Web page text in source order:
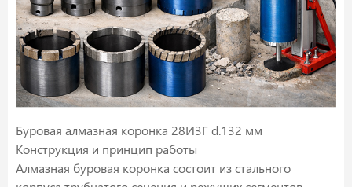
Буровая алмазная коронка 28И3Г d.132 мм
Конструкция и принцип работы
Алмазная буровая коронка состоит из стального